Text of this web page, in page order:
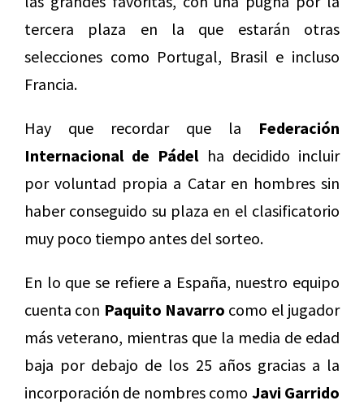
tercera plaza en la que estarán otras
selecciones como Portugal, Brasil e incluso
Francia.
Hay que recordar que la Federación
Internacional de Pádelha decidido incluir
por voluntad propia a Catar en hombres sin
haber conseguido su plaza en el clasificatorio
muy poco tiempo antes del sorteo.
En lo que se refiere a España, nuestro equipo
cuenta con Paquito Navarro como el jugador
más veterano, mientras que la media de edad
baja por debajo de los 25 años gracias a la
incorporación de nombres como Javi Garrido